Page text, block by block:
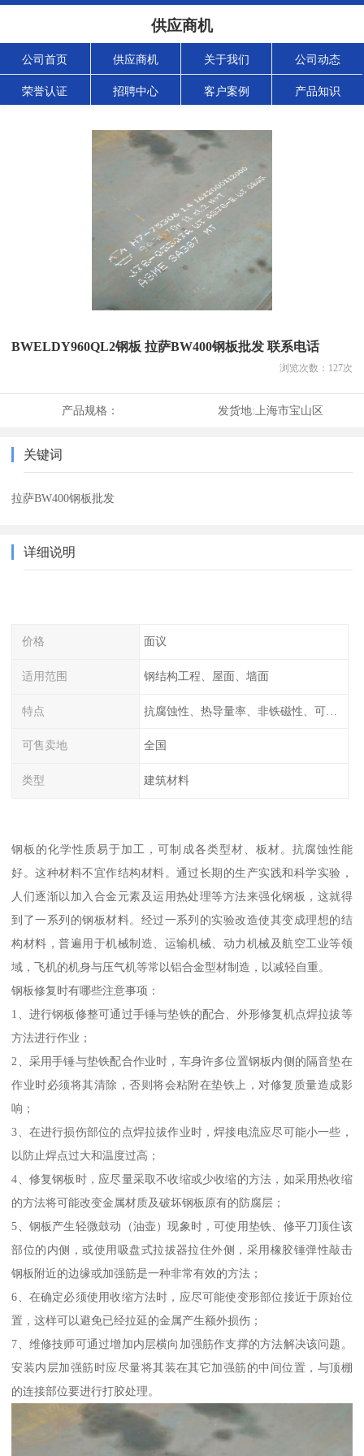
供应商机
公司首页 供应商机 关于我们 公司动态
荣誉认证 招聘中心 客户案例 产品知识
BWELDY960QL2钢板 拉萨BW400钢板批发 联系电话
浏览次数： 127次
产品规格： 发货地: 上海市宝山区
关键词
拉萨BW400钢板批发
详细说明
价格 面议
适用范围 钢结构工程、屋面、墙面
特点 抗腐蚀性、热导量率、非铁磁性、可加工性、可成形性、回收性
可售卖地 全国
类型 建筑材料
钢板的化学性质易于加工，可制成各类型材、板材。抗腐蚀性能
好。这种材料不宜作结构材料。通过长期的生产实践和科学实验，
人们逐渐以加入合金元素及运用热处理等方法来强化钢板，这就得
到了一系列的钢板材料。经过一系列的实验改造使其变成理想的结
构材料，普遍用于机械制造、运输机械、动力机械及航空工业等领
域，飞机的机身与压气机等常以铝合金型材制造，以减轻自重。
钢板修复时有哪些注意事项：
1、进行钢板修整可通过手锤与垫铁的配合、外形修复机点焊拉拔等
方法进行作业；
2、采用手锤与垫铁配合作业时，车身许多位置钢板内侧的隔音垫在
作业时必须将其清除，否则将会粘附在垫铁上，对修复质量造成影
响；
3、在进行损伤部位的点焊拉拔作业时，焊接电流应尽可能小一些，
以防止焊点过大和温度过高；
4、修复钢板时，应尽量采取不收缩或少收缩的方法，如采用热收缩
的方法将可能改变金属材质及破坏钢板原有的防腐层；
5、钢板产生轻微鼓动（油壶）现象时，可使用垫铁、修平刀顶住该
部位的内侧，或使用吸盘式拉拔器拉住外侧，采用橡胶锤弹性敲击
钢板附近的边缘或加强筋是一种非常有效的方法；
6、在确定必须使用收缩方法时，应尽可能使变形部位接近于原始位
置，这样可以避免已经拉延的金属产生额外损伤；
7、维修技师可通过增加内层横向加强筋作支撑的方法解决该问题。
安装内层加强筋时应尽量将其装在其它加强筋的中间位置，与顶棚
的连接部位要进行打胶处理。